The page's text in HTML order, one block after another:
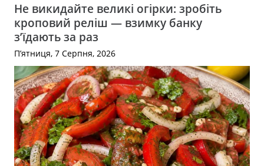
Не викидайте великі огірки: зробіть
кроповий реліш — взимку банку
з’їдають за раз
П’ятниця, 7 Серпня, 2026